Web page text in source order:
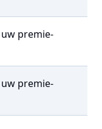
uw premie-
uw premie-